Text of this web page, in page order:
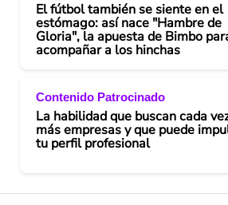
El fútbol también se siente en el
estómago: así nace "Hambre de
Gloria", la apuesta de Bimbo
acompañar a los hinchas
Contenido Patrocinado
La habilidad que buscan cada
más empresas y que puede
tu perfil profesional